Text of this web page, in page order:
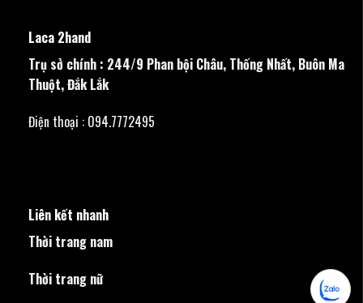
Laca 2hand
Trụ sở chính : 244/9 Phan bội Châu, Thống Nhất, Buôn Ma
Thuột, Đắk Lắk
Điện thoại : 094.7772495
Liên kết nhanh
Thời trang nam
Thời trang nữ